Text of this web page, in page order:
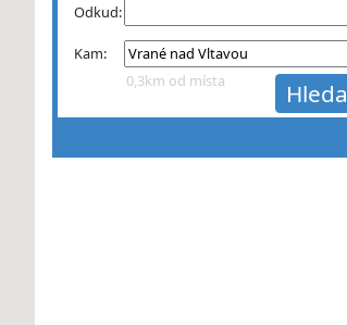
Odkud:
Kam:
0,3km od místa